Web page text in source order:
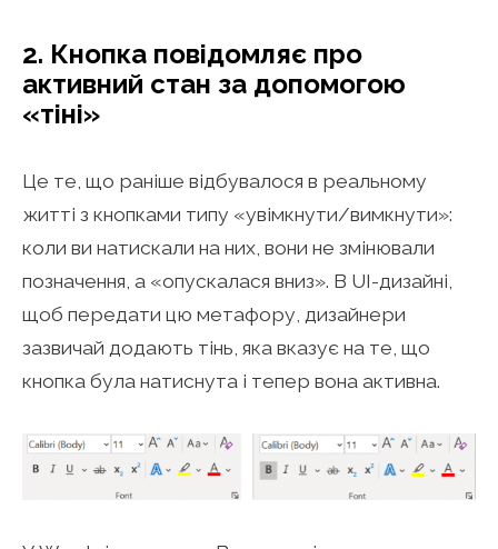
2. Кнопка повідомляє про
активний стан за допомогою
«тіні»
Це те, що раніше відбувалося в реальному
житті з кнопками типу «увімкнути/вимкнути»:
коли ви натискали на них, вони не змінювали
позначення, а «опускалася вниз». В UI-дизайні,
щоб передати цю метафору, дизайнери
зазвичай додають тінь, яка вказує на те, що
кнопка була натиснута і тепер вона активна.